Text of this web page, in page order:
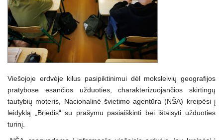
Viešojoje erdvėje kilus pasipiktinimui dėl moksleivių geografijos
pratybose esančios užduoties, charakterizuojančios skirtingų
tautybių moteris, Nacionalinė švietimo agentūra (NŠA) kreipėsi į
leidyklą „Briedis“ su prašymu pasiaiškinti bei ištaisyti užduoties
turinį.